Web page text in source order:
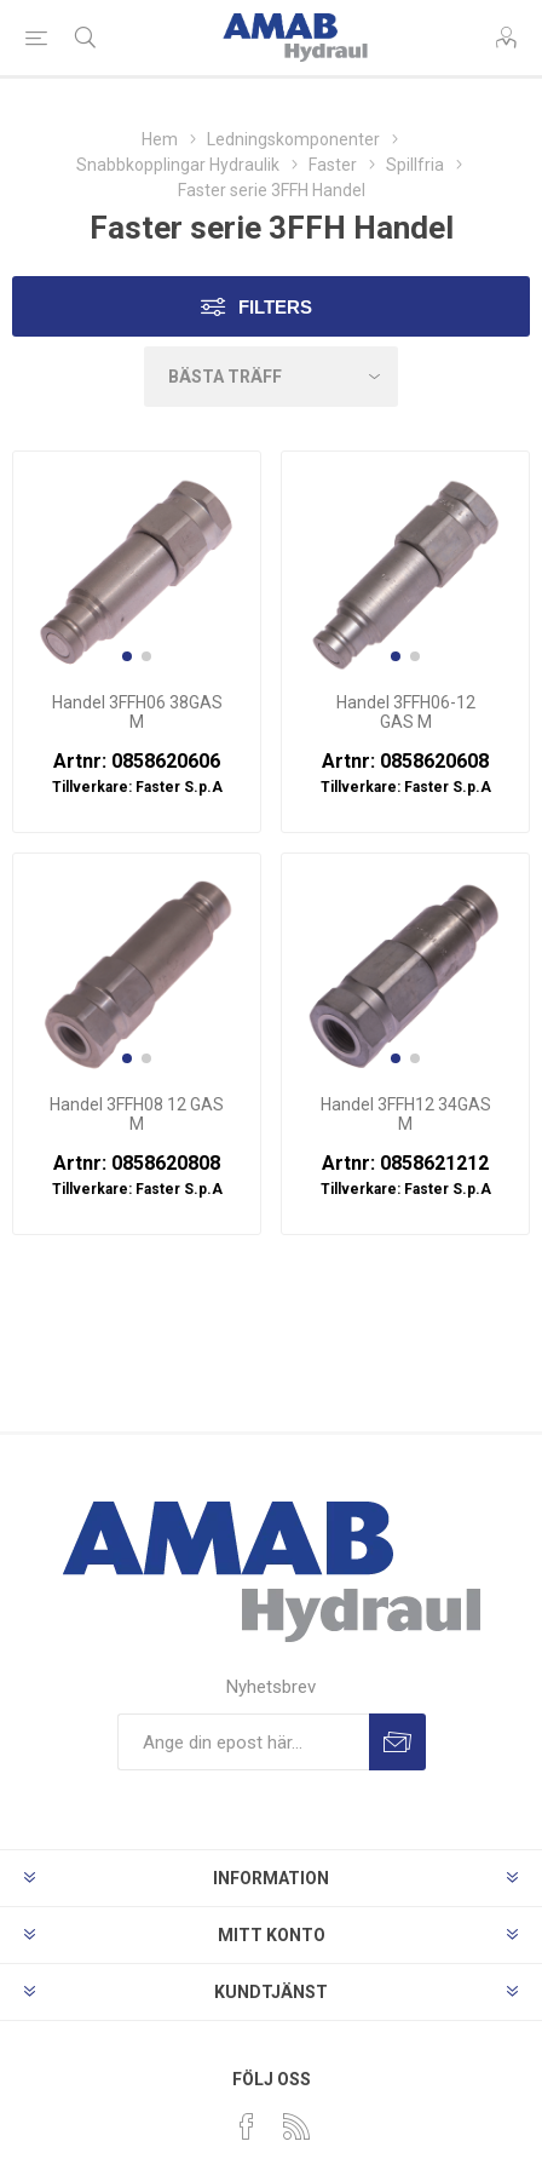
Hem
Ledningskomponenter
Snabbkopplingar Hydraulik
Faster
Spillfria
Faster serie 3FFH Handel
Faster serie 3FFH Handel
FILTERS
Handel 3FFH06 38GAS
M
Artnr: 0858620606
Tillverkare: Faster S.p.A
Handel 3FFH06-12
GAS M
Artnr: 0858620608
Tillverkare: Faster S.p.A
Handel 3FFH08 12 GAS
M
Artnr: 0858620808
Tillverkare: Faster S.p.A
Handel 3FFH12 34GAS
M
Artnr: 0858621212
Tillverkare: Faster S.p.A
Nyhetsbrev
INFORMATION
MITT KONTO
KUNDTJÄNST
FÖLJ OSS